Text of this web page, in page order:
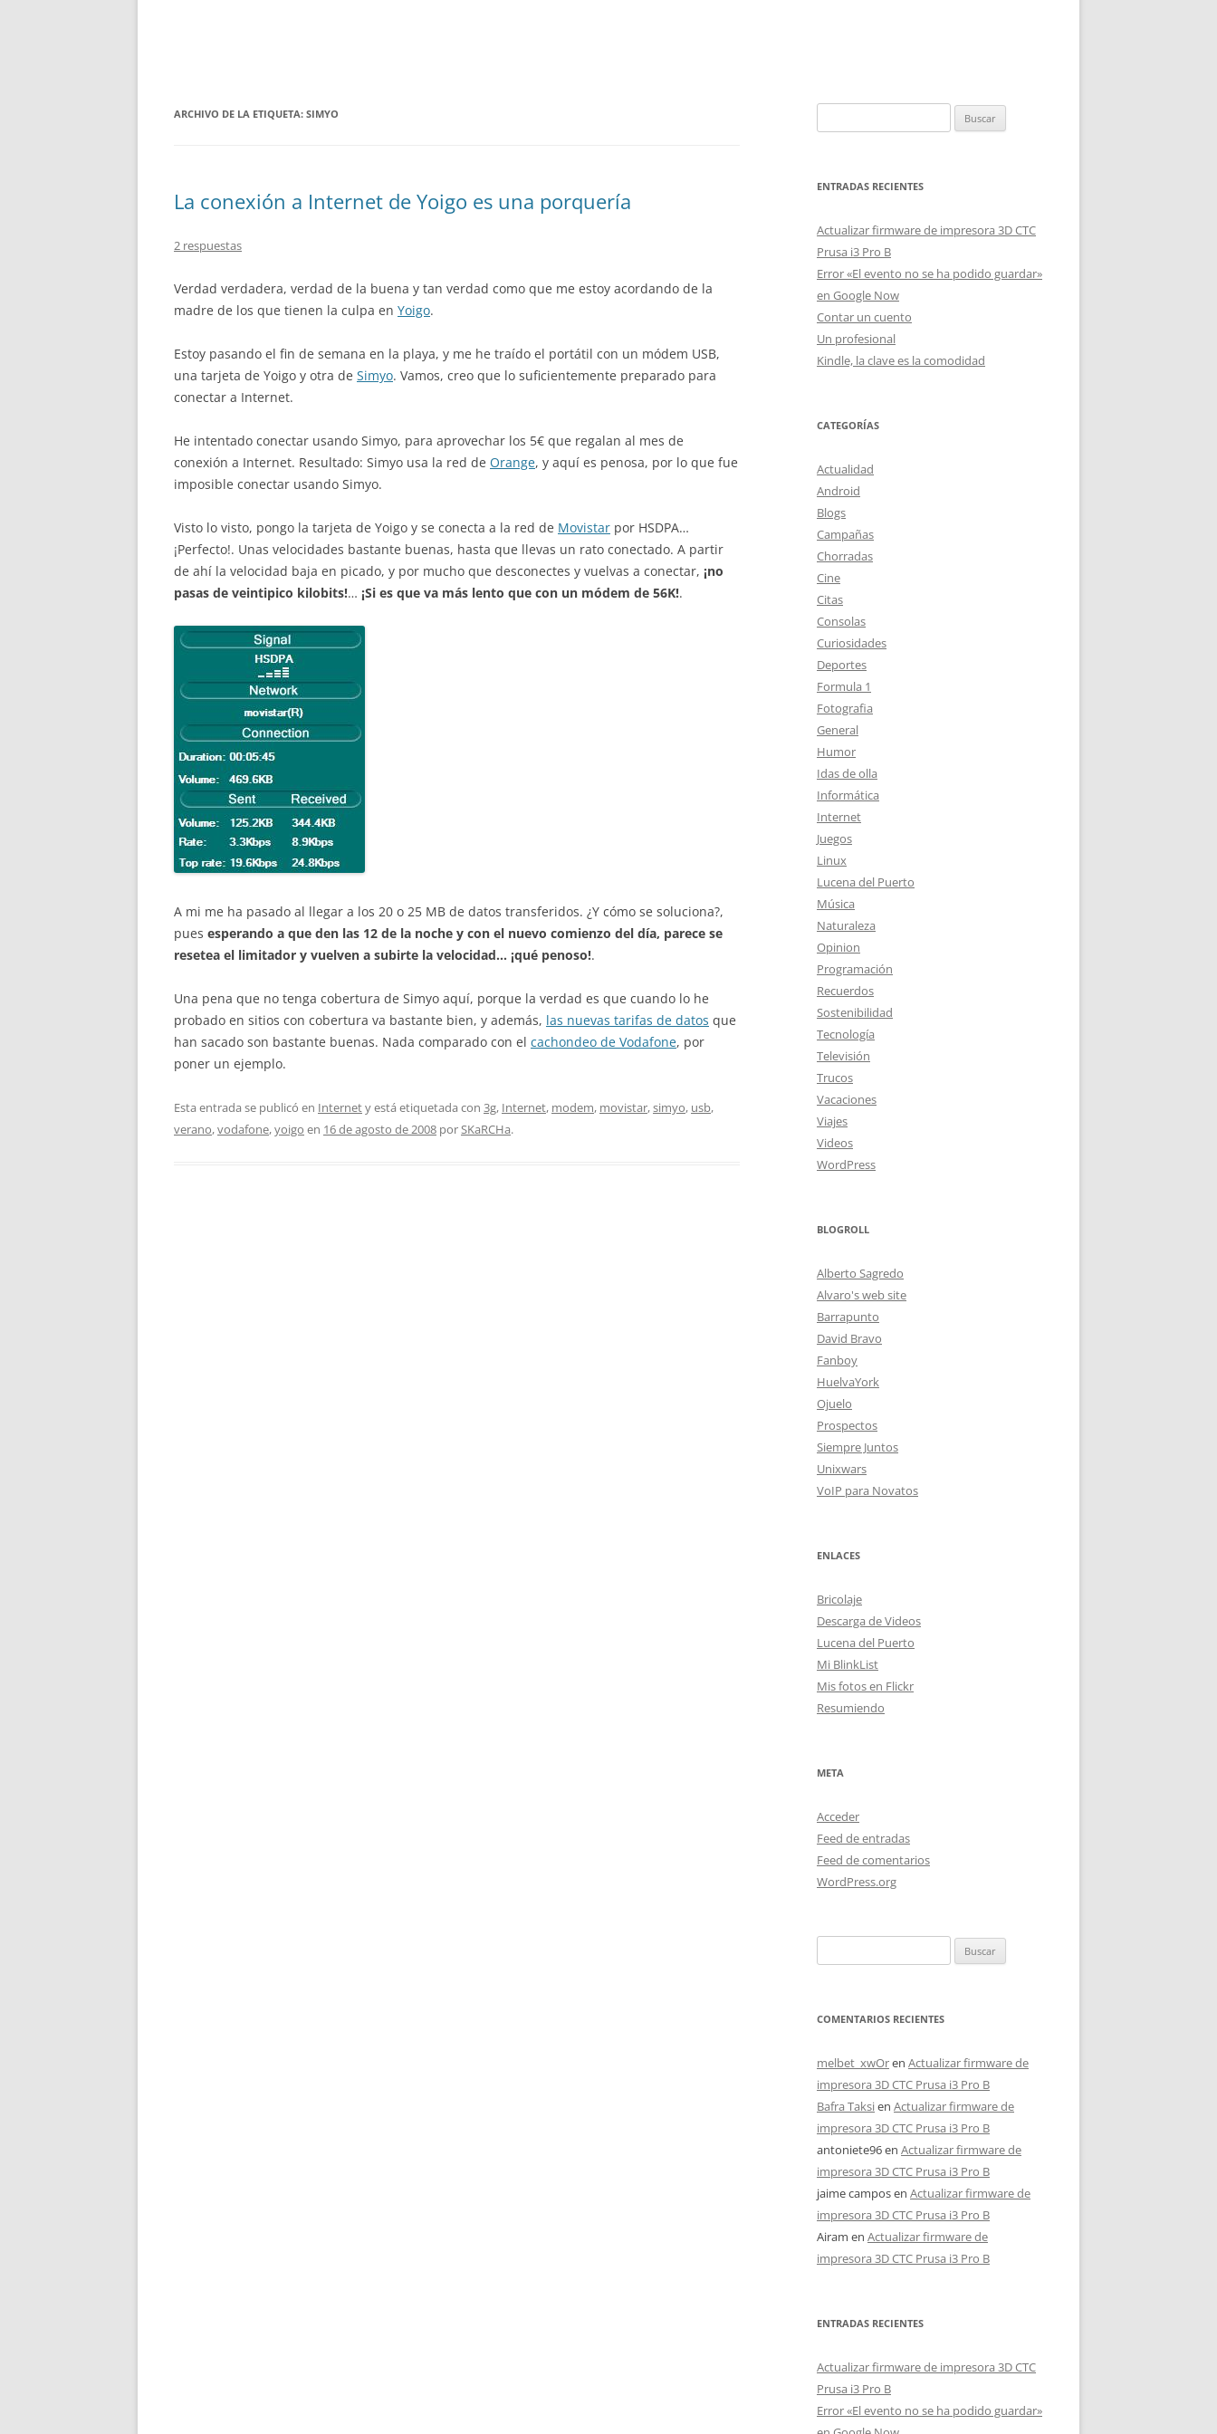
ARCHIVO DE LA ETIQUETA: SIMYO
La conexión a Internet de Yoigo es una porquería
2 respuestas
Verdad verdadera, verdad de la buena y tan verdad como que me estoy acordando de la
madre de los que tienen la culpa en Yoigo.
Estoy pasando el fin de semana en la playa, y me he traído el portátil con un módem USB,
una tarjeta de Yoigo y otra de Simyo. Vamos, creo que lo suficientemente preparado para
conectar a Internet.
He intentado conectar usando Simyo, para aprovechar los 5€ que regalan al mes de
conexión a Internet. Resultado: Simyo usa la red de Orange, y aquí es penosa, por lo que fue
imposible conectar usando Simyo.
Visto lo visto, pongo la tarjeta de Yoigo y se conecta a la red de Movistar por HSDPA…
¡Perfecto!. Unas velocidades bastante buenas, hasta que llevas un rato conectado. A partir
de ahí la velocidad baja en picado, y por mucho que desconectes y vuelvas a conectar, ¡no
pasas de veintipico kilobits!… ¡Si es que va más lento que con un módem de 56K!.
A mi me ha pasado al llegar a los 20 o 25 MB de datos transferidos. ¿Y cómo se soluciona?,
pues esperando a que den las 12 de la noche y con el nuevo comienzo del día, parece se
resetea el limitador y vuelven a subirte la velocidad… ¡qué penoso!.
Una pena que no tenga cobertura de Simyo aquí, porque la verdad es que cuando lo he
probado en sitios con cobertura va bastante bien, y además, las nuevas tarifas de datos que
han sacado son bastante buenas. Nada comparado con el cachondeo de Vodafone, por
poner un ejemplo.
Esta entrada se publicó en Internety está etiquetada con 3g, Internet, modem, movistar,simyo, usb,
verano,vodafone,yoigo en 16 de agosto de 2008 porSKaRCHa.
ENTRADAS RECIENTES
Actualizar firmware de impresora 3D CTC
Prusa i3 Pro B
Error «El evento no se ha podido guardar»
en Google Now
Contar un cuento
Un profesional
Kindle, la clave es la comodidad
CATEGORÍAS
Actualidad
Android
Blogs
Campañas
Chorradas
Cine
Citas
Consolas
Curiosidades
Deportes
Formula 1
Fotografia
General
Humor
Idas de olla
Informática
Internet
Juegos
Linux
Lucena del Puerto
Música
Naturaleza
Opinion
Programación
Recuerdos
Sostenibilidad
Tecnología
Televisión
Trucos
Vacaciones
Viajes
Videos
WordPress
BLOGROLL
Alberto Sagredo
Alvaro's web site
Barrapunto
David Bravo
Fanboy
HuelvaYork
Ojuelo
Prospectos
Siempre Juntos
Unixwars
VoIP para Novatos
ENLACES
Bricolaje
Descarga de Videos
Lucena del Puerto
Mi BlinkList
Mis fotos en Flickr
Resumiendo
META
Acceder
Feed de entradas
Feed de comentarios
WordPress.org
COMENTARIOS RECIENTES
melbet_xwOren Actualizar firmware de
impresora 3D CTC Prusa i3 Pro B
Bafra Taksien Actualizar firmware de
impresora 3D CTC Prusa i3 Pro B
antoniete96en Actualizar firmware de
impresora 3D CTC Prusa i3 Pro B
jaime camposen Actualizar firmware de
impresora 3D CTC Prusa i3 Pro B
Airam en Actualizar firmware de
impresora 3D CTC Prusa i3 Pro B
ENTRADAS RECIENTES
Actualizar firmware de impresora 3D CTC
Prusa i3 Pro B
Error «El evento no se ha podido guardar»